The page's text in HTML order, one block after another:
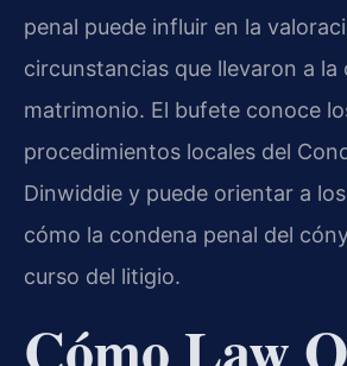
penal puede influir en la
circunstancias que llevaron a la
matrimonio. El bufete conoce
procedimientos locales del
Dinwiddie y puede orientar a
cómo la condena penal del
curso del litigio.
Cómo Law